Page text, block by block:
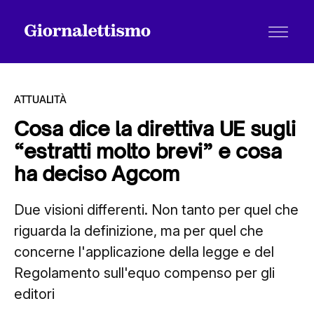
Tutti gli articoli
Chi siamo
Contatti
ATTUALITÀ
Cosa dice la direttiva UE sugli
“estratti molto brevi” e cosa
ha deciso Agcom
Due visioni differenti. Non tanto per quel che
riguarda la definizione, ma per quel che
concerne l'applicazione della legge e del
Regolamento sull'equo compenso per gli
editori